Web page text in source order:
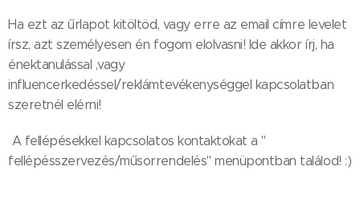
Ha ezt az űrlapot kitöltöd, vagy erre az email címre levelet
írsz, azt személyesen én fogom elolvasni! Ide akkor írj, ha
énektanulással ,vagy
influencerkedéssel/reklámtevékenységgel kapcsolatban
szeretnél elérni!
A fellépésekkel kapcsolatos kontaktokat a "
fellépésszervezés/műsorrendelés" menüpontban találod! :)